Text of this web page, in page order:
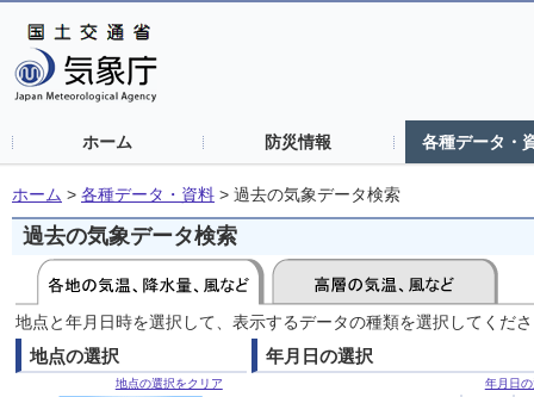
ホーム 防災情報 各種データ・
ホーム > 各種データ・資料 > 過去の気象データ検索
過去の気象データ検索
地点と年月日時を選択して、表示するデータの種類を選択してくだ
地点の選択
地点の選択をクリア
年月日の選択
年月日